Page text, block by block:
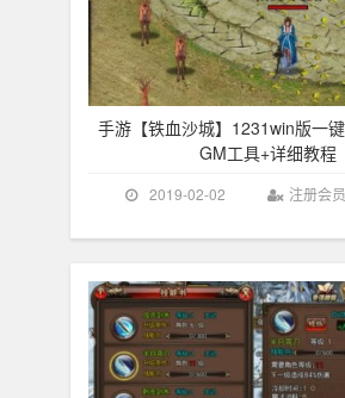
手游【铁血沙城】1231win版一
GM工具+详细教程
2019-02-02 注册会员